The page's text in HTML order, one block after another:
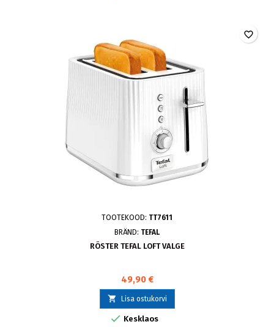
TOOTEKOOD: TT7611
BRÄND: TEFAL
RÖSTER TEFAL LOFT VALGE
49,90 €
 Lisa ostukorvi
 Kesklaos
favorite_border